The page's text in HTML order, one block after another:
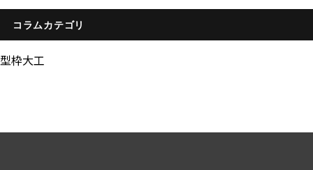
コラムカテゴリ
型枠大工